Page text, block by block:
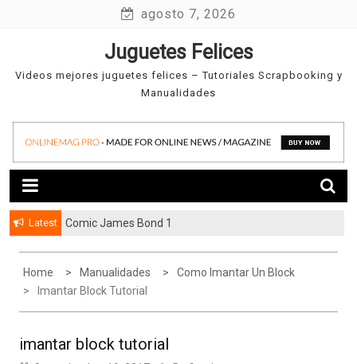
agosto 7, 2026
Juguetes Felices
Videos mejores juguetes felices – Tutoriales Scrapbooking y
Manualidades
Latest Comic James Bond 1
Home Manualidades
Como Imantar Un Block
Imantar Block Tutorial
imantar block tutorial